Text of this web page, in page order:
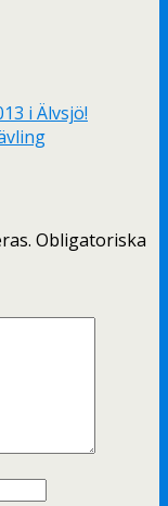
i Älvsjö!
Obligatoriska